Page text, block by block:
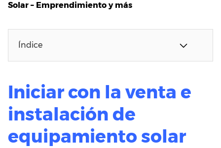
Solar – Emprendimiento y más
Índice
Iniciar con la venta e
instalación de
equipamiento solar